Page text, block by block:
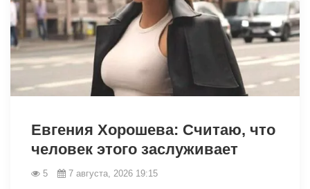
Евгения Хорошева: Считаю, что
человек этого заслуживает
5 7 августа, 2026 19:15